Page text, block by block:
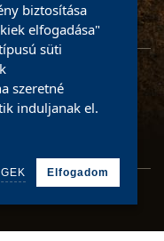
szám, Szatmár
biztosítása
elfogadása"
süti
szeretné
induljanak el.
Elfogadom